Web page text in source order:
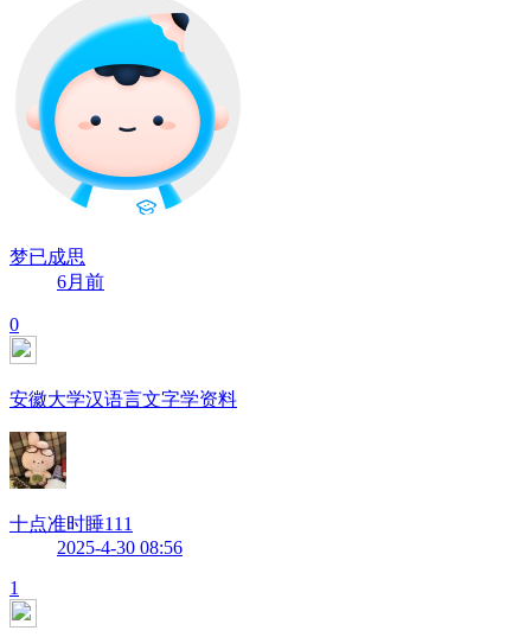
梦已成思
6月前
0
安徽大学汉语言文字学资料
十点准时睡111
2025-4-30 08:56
1